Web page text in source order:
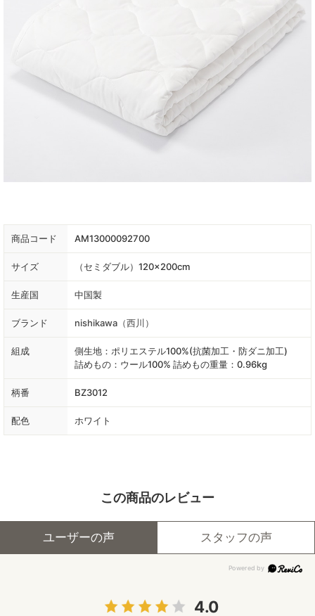
商品コード AM13000092700
サイズ （セミダブル）120×200cm
生産国 中国製
ブランド nishikawa（西川）
組成
側生地：ポリエステル100%(抗菌加工・防ダニ加工)
詰めもの：ウール100% 詰めもの重量：0.96kg
柄番 BZ3012
配色 ホワイト
この商品のレビュー
ユーザーの声 スタッフの声
4.0